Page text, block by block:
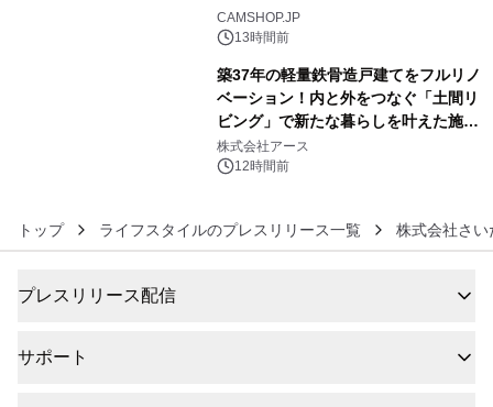
CAMSHOP.JP
13時間前
築37年の軽量鉄骨造戸建てをフルリノ
ベーション！内と外をつなぐ「土間リ
ビング」で新たな暮らしを叶えた施工
事例を株式会社アースが公開
株式会社アース
12時間前
トップ ライフスタイルのプレスリリース一覧 株式会社さ
プレスリリース配信
サポート